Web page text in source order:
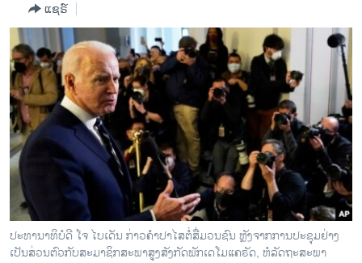
ໂລກ
ເອເຊຍ
ອິດສະຫຼະພາບດ້ານການຂ່າວ
ຊີວິດຊາວລາວ
ຊຸມຊົນຊາວລາວ
ວິທະຍາສາດ-ເທັກໂນໂລຈີ
ທຸລະກິດ
ພາສາອັງກິດ
ວີດີໂອ
ແຊຣ໌
ປະທານາທິບໍດີ ໂຈ ໄບເດັນ ກ່າວຄຳປາໄສຕໍ່ສື່ມວນຊົນ ຫຼັງຈາກການປະຊຸມຢ່າງ
ເປັນສ່ວນຕົວກັບສະມາຊິກສະພາສູງສັງກັດພັກເດໂມແຄຣັດ, ຫໍລັດຖະສະພາ